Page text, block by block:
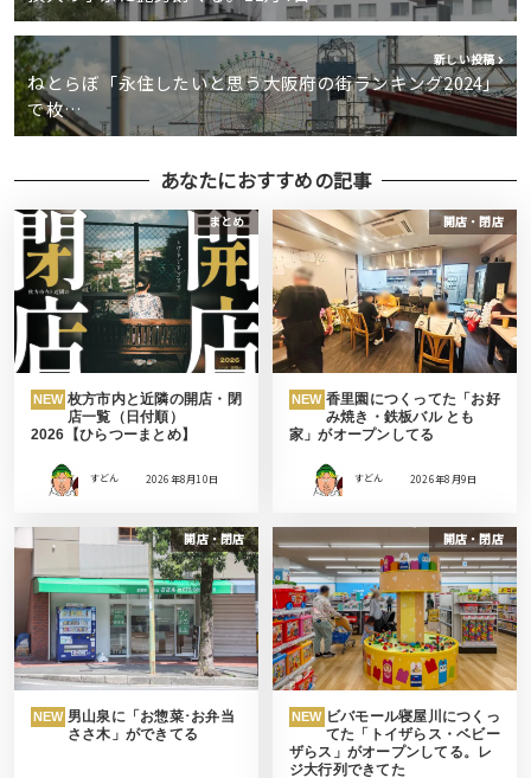
新しい投稿
ねとらぼ「永住したいと思う大阪府の街ランキング2024」
で枚…
あなたにおすすめの記事
まとめ
NEW 枚方市内と近隣の開店・閉
店一覧（日付順）
2026【ひらつーまとめ】
すどん 2026年8月10日
開店・閉店
NEW 香里園につくってた「お好
み焼き・鉄板バル とも
家」がオープンしてる
すどん 2026年8月9日
開店・閉店
NEW 男山泉に「お惣菜･お弁当
ささ木」ができてる
開店・閉店
NEW ビバモール寝屋川につくっ
てた「トイザらス・ベビー
ザらス」がオープンしてる。レ
ジ大行列できてた